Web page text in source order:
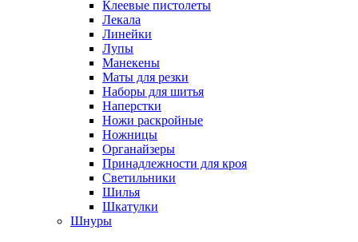
Клеевые пистолеты
Лекала
Линейки
Лупы
Манекены
Маты для резки
Наборы для шитья
Наперстки
Ножи раскройные
Ножницы
Органайзеры
Принадлежности для кроя
Светильники
Шилья
Шкатулки
Шнуры